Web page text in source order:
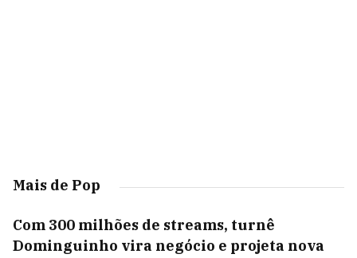
Mais de Pop
Com 300 milhões de streams, turnê
Dominguinho vira negócio e projeta nova